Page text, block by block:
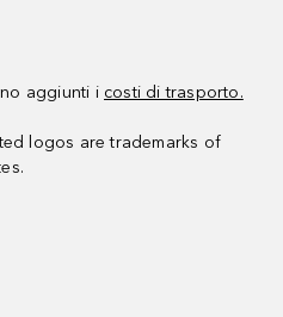
aggiunti i costi di trasporto.
logos are trademarks of